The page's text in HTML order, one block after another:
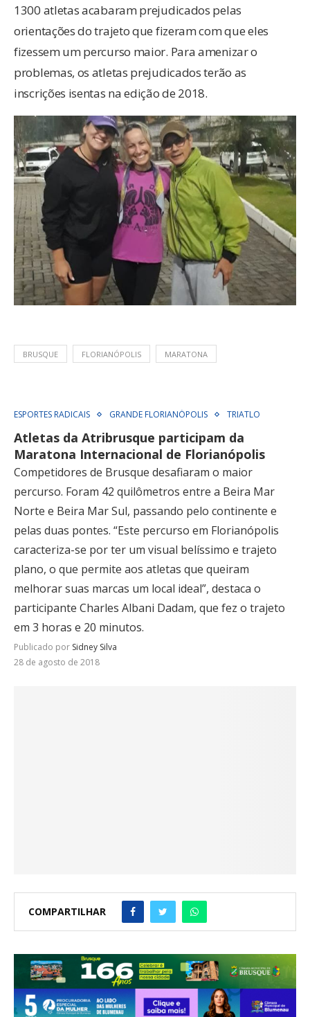
1300 atletas acabaram prejudicados pelas
orientações do trajeto que fizeram com que eles
fizessem um percurso maior. Para amenizar o
problemas, os atletas prejudicados terão as
inscrições isentas na edição de 2018.
BRUSQUE FLORIANÓPOLIS MARATONA
ESPORTES RADICAIS GRANDE FLORIANÓPOLIS TRIATLO
Atletas da Atribrusque participam da
Maratona Internacional de Florianópolis
Competidores de Brusque desafiaram o maior
percurso. Foram 42 quilômetros entre a Beira Mar
Norte e Beira Mar Sul, passando pelo continente e
pelas duas pontes. “Este percurso em Florianópolis
caracteriza-se por ter um visual belíssimo e trajeto
plano, o que permite aos atletas que queiram
melhorar suas marcas um local ideal”, destaca o
participante Charles Albani Dadam, que fez o trajeto
em 3 horas e 20 minutos.
Publicado por Sidney Silva
28 de agosto de 2018
COMPARTILHAR